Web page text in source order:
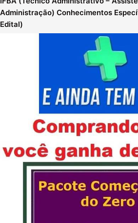
Administração) Conhecimentos
Edital)